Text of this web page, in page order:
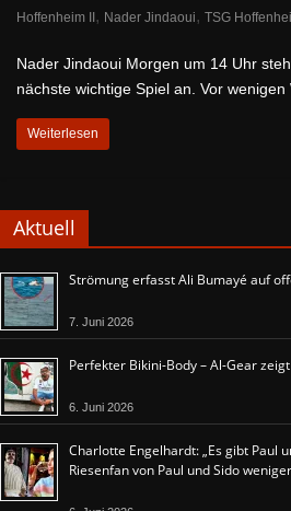
Hoffenheim II , Nader Jindaoui, TSG
Nader Jindaoui Morgen um 14 Uhr
nächste wichtige Spiel an. Vor
Weiterlesen
Aktuell
Strömung erfasst Ali Bumayé auf
7. Juni 2026
Perfekter Bikini-Body – Al-Gear
6. Juni 2026
Charlotte Engelhardt: „Es gibt Paul
Riesenfan von Paul und Sido